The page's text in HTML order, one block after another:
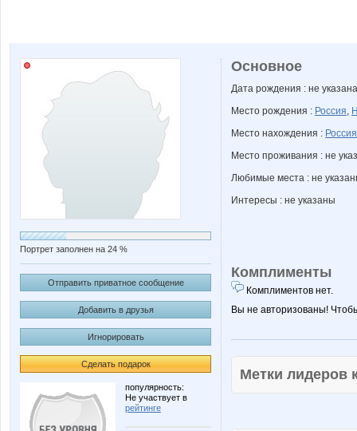
Портрет заполнен на 24 %
Отправить приватное сообщение
Добавить в друзья
Игнорировать
Сделать подарок
популярность:
Не участвует в
рейтинге
Основное
Дата рождения : не указана
Место рождения : Россия,
Место нахождения : Россия
Место проживания : не
Любимые места : не
Интересы : не указаны
Комплименты
Комплиментов нет.
Вы не авторизованы!
Метки